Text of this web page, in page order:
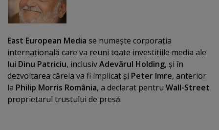
East European Media se numeşte corporaţia
internaţională care va reuni toate investiţiile media ale
lui Dinu Patriciu, inclusivAdevărul Holding, şi în
dezvoltarea căreia va fi implicat şi Peter Imre, anterior
la Philip Morris România, a declarat pentru Wall-Street
proprietarul trustului de presă.